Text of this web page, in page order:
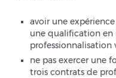
avoir une
une qualification en
professionnalisation
ne pas exercer une
trois contrats de